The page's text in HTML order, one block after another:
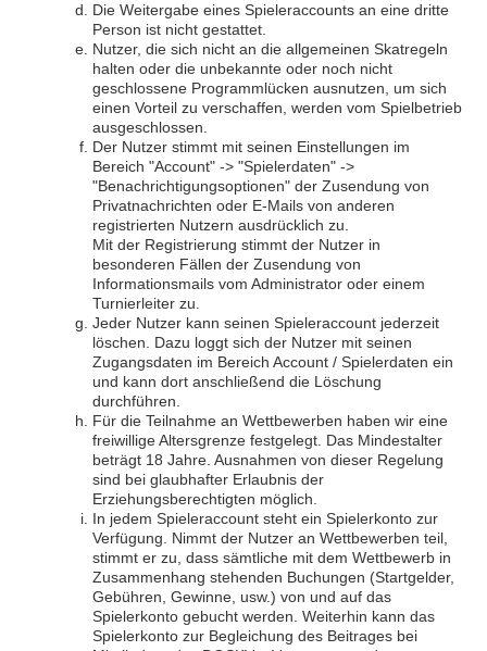
Die Weitergabe eines Spieleraccounts an eine dritte
Person ist nicht gestattet.
Nutzer, die sich nicht an die allgemeinen Skatregeln
halten oder die unbekannte oder noch nicht
geschlossene Programmlücken ausnutzen, um sich
einen Vorteil zu verschaffen, werden vom Spielbetrieb
ausgeschlossen.
Der Nutzer stimmt mit seinen Einstellungen im
Bereich "Account" -> "Spielerdaten" ->
"Benachrichtigungsoptionen" der Zusendung von
Privatnachrichten oder E-Mails von anderen
registrierten Nutzern ausdrücklich zu.
Mit der Registrierung stimmt der Nutzer in
besonderen Fällen der Zusendung von
Informationsmails vom Administrator oder einem
Turnierleiter zu.
Jeder Nutzer kann seinen Spieleraccount jederzeit
löschen. Dazu loggt sich der Nutzer mit seinen
Zugangsdaten im Bereich Account / Spielerdaten ein
und kann dort anschließend die Löschung
durchführen.
Für die Teilnahme an Wettbewerben haben wir eine
freiwillige Altersgrenze festgelegt. Das Mindestalter
beträgt 18 Jahre. Ausnahmen von dieser Regelung
sind bei glaubhafter Erlaubnis der
Erziehungsberechtigten möglich.
In jedem Spieleraccount steht ein Spielerkonto zur
Verfügung. Nimmt der Nutzer an Wettbewerben teil,
stimmt er zu, dass sämtliche mit dem Wettbewerb in
Zusammenhang stehenden Buchungen (Startgelder,
Gebühren, Gewinne, usw.) von und auf das
Spielerkonto gebucht werden. Weiterhin kann das
Spielerkonto zur Begleichung des Beitrages bei